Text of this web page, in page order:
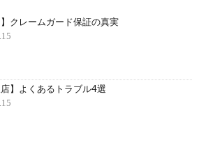
】クレームガード保証の真実
店】よくあるトラブル4選